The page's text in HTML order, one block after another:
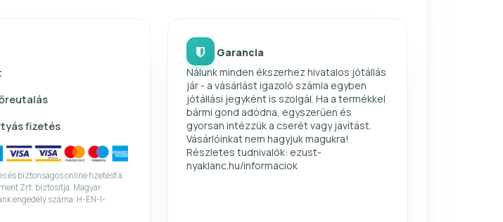
fizetés
és biztonságos online fizetést a
Zrt. biztosítja. Magyar
engedély száma: H-EN-I-
Garancia
Nálunk minden ékszerhez hivatalos jótállás
jár - a vásárlást igazoló számla egyben
jótállási jegyként is szolgál. Ha a termékkel
bármi gond adódna, egyszerűen és
gyorsan intézzük a cserét vagy javítást.
Vásárlóinkat nem hagyjuk magukra!
Részletes tudnivalók: ezust-
nyaklanc.hu/informaciok